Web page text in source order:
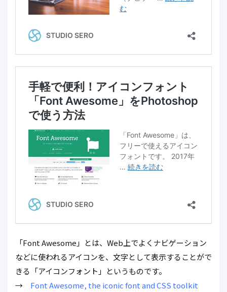
「Font Awesome」とは、Web上でよくナビゲーション
などに使われるアイコンを、文字として表示することがで
きる「アイコンフォント」というものです。
→ Font Awesome, the iconic font and CSS toolkit